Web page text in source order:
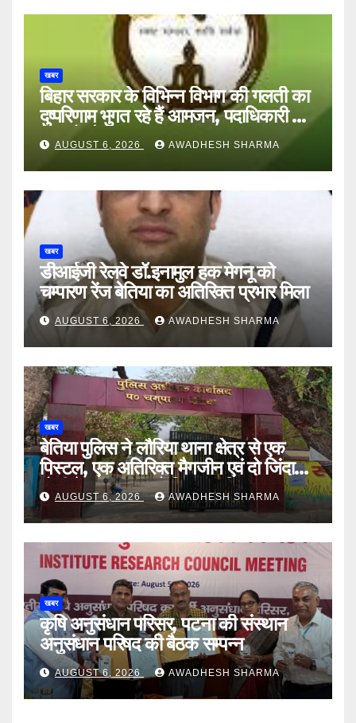
खबर
बिहार सरकार के विभिन्न विभाग की गलती का
दुष्परिणाम भुगत रहे हैं आमजन, पदाधिकारी और
अन्य हैं मौन
AUGUST 6, 2026 AWADHESH SHARMA
खबर
डीआईजी रेलवे डॉ.इनामुल हक मेगनू को
चम्पारण रेंज बेतिया का अतिरिक्त प्रभार मिला
AUGUST 6, 2026 AWADHESH SHARMA
खबर
बेतिया पुलिस ने लौरिया थाना क्षेत्र से एक
पिस्टल, एक अतिरिक्त मैगजीन एवं दो जिंदा
गोली के साथ एक को गिरफ्तार दिया
AUGUST 6, 2026 AWADHESH SHARMA
खबर
कृषि अनुसंधान परिसर, पटना की संस्थान
अनुसंधान परिषद की बैठक सम्पन्न
AUGUST 6, 2026 AWADHESH SHARMA